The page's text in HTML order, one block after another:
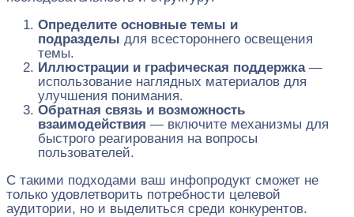
Определите основные темы и
подразделы для всестороннего освещения
темы.
Иллюстрации и графическая поддержка—
использование наглядных материалов для
улучшения понимания.
Обратная связь и возможность
взаимодействия — включите механизмы для
быстрого реагирования на вопросы
пользователей.
С такими подходами ваш инфопродукт сможет не
только удовлетворить потребности целевой
аудитории, но и выделиться среди конкурентов.